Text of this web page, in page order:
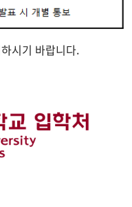
시기 바랍니다.